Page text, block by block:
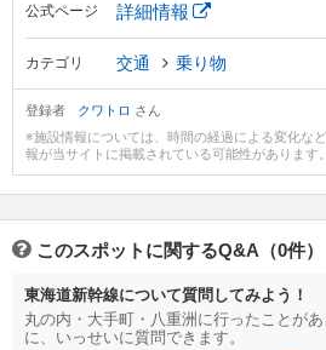
公式ページ 詳細情報
カテゴリ 交通 乗り物
登録者 クワトロ さん
※施設情報については、時間の経過による変化な
報が当サイトに掲載されている可能性があります。
このスポットに関するQ&A（0件）
東海道新幹線について質問してみよう！
丸の内・大手町・八重洲に行ったことが
に、いっせいに質問できます。